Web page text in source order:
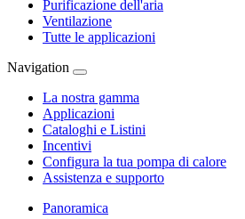
Purificazione dell'aria
Ventilazione
Tutte le applicazioni
Navigation
La nostra gamma
Applicazioni
Cataloghi e Listini
Incentivi
Configura la tua pompa di calore
Assistenza e supporto
Panoramica